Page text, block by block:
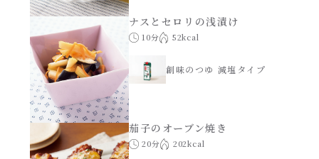
ナスとセロリの浅漬け
10分 52kcal
創味のつゆ 減塩タイプ
茄子のオーブン焼き
20分 202kcal